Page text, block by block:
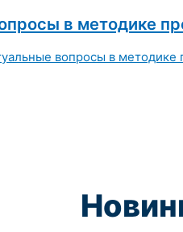
в методике